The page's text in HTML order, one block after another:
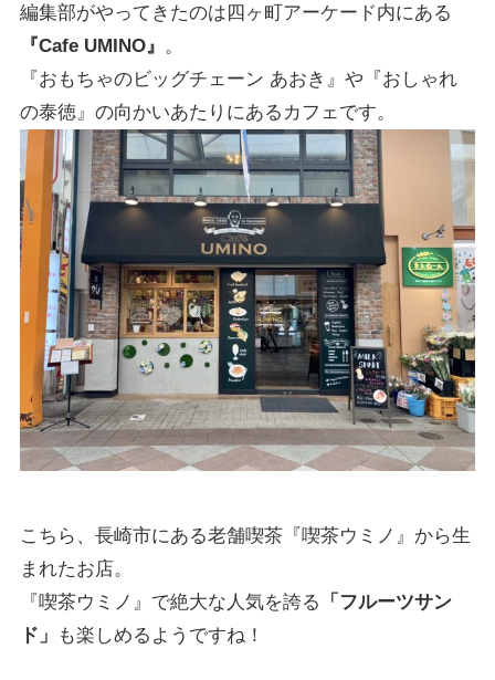
編集部がやってきたのは四ヶ町アーケード内にある
『Cafe UMINO』 。
『おもちゃのビッグチェーン あおき』や『おしゃれ
の泰徳』の向かいあたりにあるカフェです。
こちら、長崎市にある老舗喫茶『喫茶ウミノ』から生
まれたお店。
『喫茶ウミノ』で絶大な人気を誇る
「フルーツサン
ド」
も楽しめるようですね！